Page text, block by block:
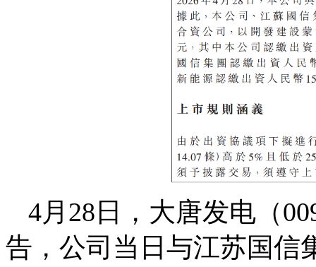
4月28日，大唐发电（
告，公司当日与江苏国信